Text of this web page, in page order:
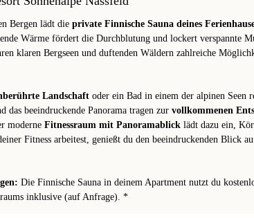
Bergen lädt die private Finnische Sauna deines
Wärme fördert die Durchblutung und lockert verspannte
klaren Bergseen und duftenden Wäldern zahlreiche
Landschaft oder ein Bad in einem der alpinen Seen
das beeindruckende Panorama tragen zur vollkommenen
moderne Fitnessraum mit Panoramablick lädt dazu ein,
Fitness arbeitest, genießt du den beeindruckenden Blick
Die Finnische Sauna in deinem Apartment nutzt du
inklusive (auf Anfrage). *